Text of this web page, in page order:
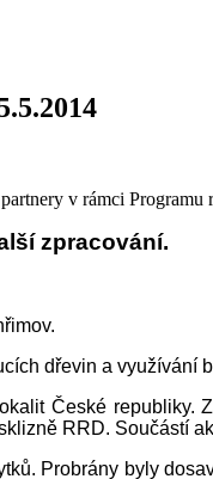
v rámci
zpracování.
dřevin a využívání
České
RRD. Součástí
Probrány byly